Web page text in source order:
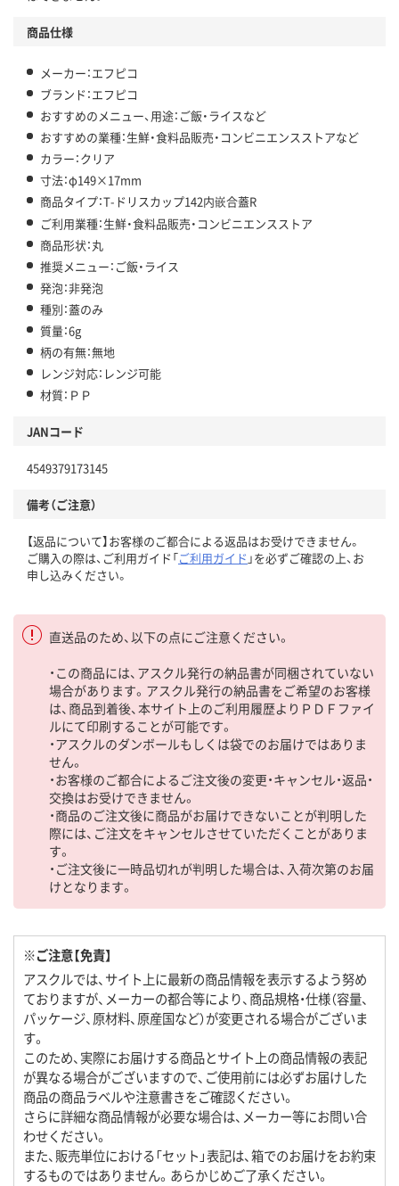
商品仕様
メーカー：エフピコ
ブランド：エフピコ
おすすめのメニュー、用途：ご飯・ライスなど
おすすめの業種：生鮮・食料品販売・コンビニエンスストアなど
カラー：クリア
寸法：φ149×17mm
商品タイプ：T-ドリスカップ142内嵌合蓋R
ご利用業種：生鮮・食料品販売・コンビニエンスストア
商品形状：丸
推奨メニュー：ご飯・ライス
発泡：非発泡
種別：蓋のみ
質量：6g
柄の有無：無地
レンジ対応：レンジ可能
材質：ＰＰ
JANコード
4549379173145
備考（ご注意）
【返品について】お客様のご都合による返品はお受けできません。
ご購入の際は、ご利用ガイド「ご利用ガイド 」を必ずご確認の上、お
申し込みください。
直送品のため、以下の点にご注意ください。
・この商品には、アスクル発行の納品書が同梱されていない
場合があります。アスクル発行の納品書をご希望のお客様
は、商品到着後、本サイト上のご利用履歴よりＰＤＦファイ
ルにて印刷することが可能です。
・アスクルのダンボールもしくは袋でのお届けではありま
せん。
・お客様のご都合によるご注文後の変更・キャンセル・返品・
交換はお受けできません。
・商品のご注文後に商品がお届けできないことが判明した
際には、ご注文をキャンセルさせていただくことがありま
す。
・ご注文後に一時品切れが判明した場合は、入荷次第のお届
けとなります。
※ご注意【免責】
アスクルでは、サイト上に最新の商品情報を表示するよう努め
ておりますが、メーカーの都合等により、商品規格・仕様（容量、
パッケージ、原材料、原産国など）が変更される場合がございま
す。
このため、実際にお届けする商品とサイト上の商品情報の表記
が異なる場合がございますので、ご使用前には必ずお届けした
商品の商品ラベルや注意書きをご確認ください。
さらに詳細な商品情報が必要な場合は、メーカー等にお問い合
わせください。
また、販売単位における「セット」表記は、箱でのお届けをお約束
するものではありません。あらかじめご了承ください。